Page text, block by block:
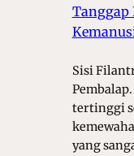
Tanggap
Sisi
tertinggi
yang